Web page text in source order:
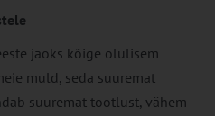
jaoks kõige olulisem
muld, seda suuremat
suuremat tootlust, vähem